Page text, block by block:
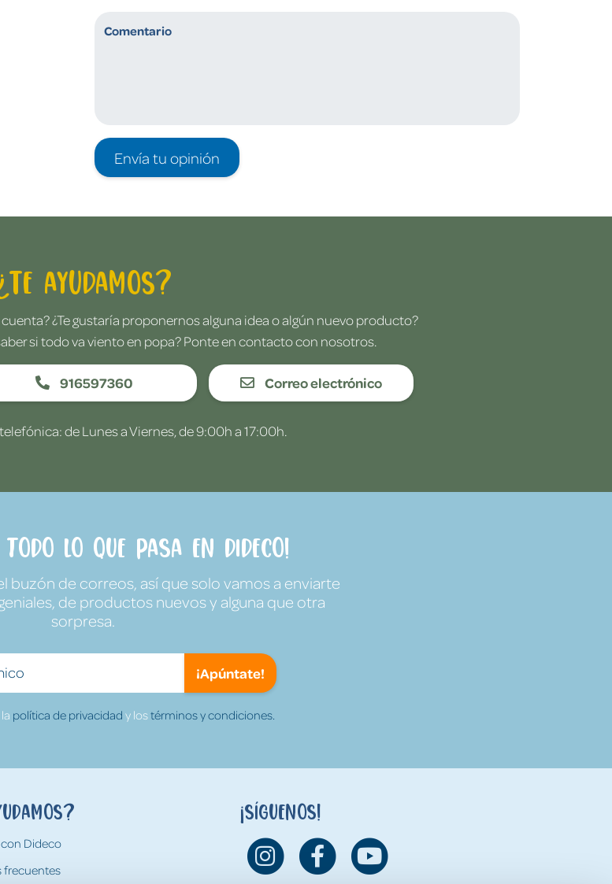
Envía tu opinión
ayudamos?
¿Te gustaría proponernos alguna idea o algún nuevo producto?
si todo va viento en popa? Ponte en contacto con nosotros.
916597360 Correo electrónico
de Lunes a Viernes, de 9:00h a 17:00h.
todo lo que pasa en Dideco!
buzón de correos, así que solo vamos a enviarte
de productos nuevos y alguna que otra
sorpresa.
¡Apúntate!
política de privacidad y lostérminos y condiciones.
Dideco
frecuentes
¡Síguenos!